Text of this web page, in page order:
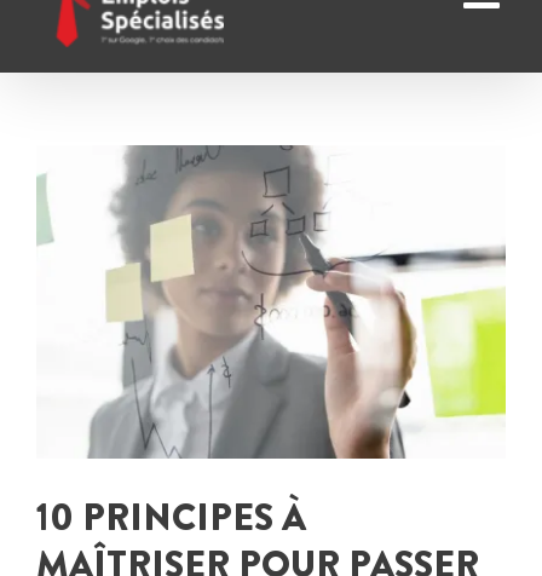
l'image
agrandie
10 PRINCIPES À
MAÎTRISER POUR PASSER